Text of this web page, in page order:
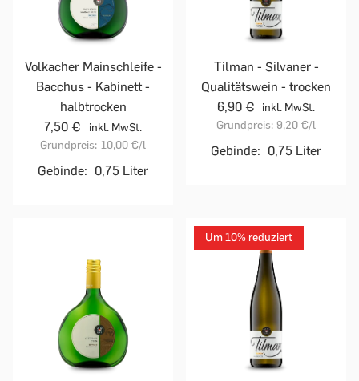
Volkacher Mainschleife -
Bacchus - Kabinett -
halbtrocken
7,50 €
inkl. MwSt.
Grundpreis: 10,00 €/l
Gebinde: 0,75 Liter
Tilman - Silvaner -
Qualitätswein - trocken
6,90 €
inkl. MwSt.
Grundpreis: 9,20 €/l
Gebinde: 0,75 Liter
Um 10% reduziert